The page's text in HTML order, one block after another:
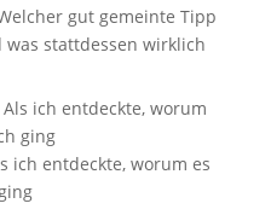
gut gemeinte Tipp
stattdessen wirklich
ich entdeckte, worum es